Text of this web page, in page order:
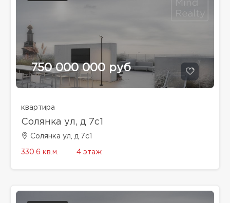
750 000 000 руб
квартира
Солянка ул, д 7с1
Солянка ул, д 7с1
330.6 кв.м. 4 этаж